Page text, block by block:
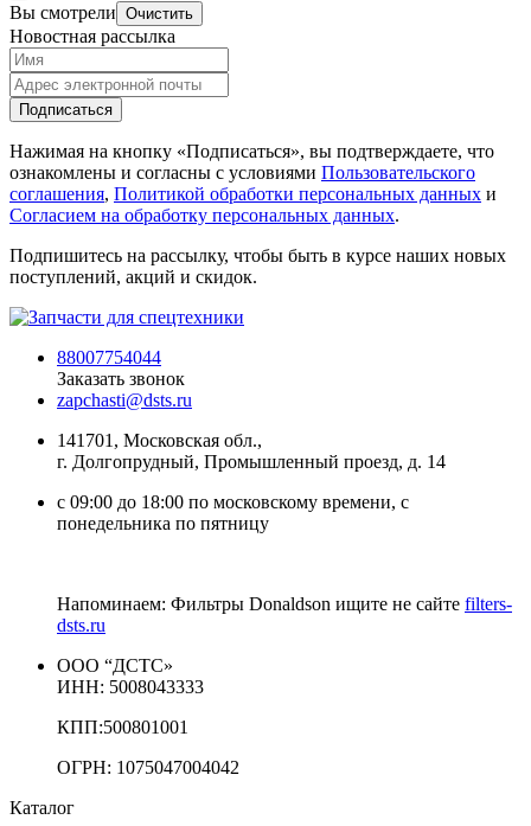
Вы смотрели Очистить
Новостная рассылка
Подписаться
Нажимая на кнопку «Подписаться», вы подтверждаете, что
ознакомлены и согласны с условиями Пользовательского
соглашения, Политикой обработки персональных данных и
Согласием на обработку персональных данных.
Подпишитесь на рассылку, чтобы быть в курсе наших новых
поступлений, акций и скидок.
88007754044
Заказать звонок
zapchasti@dsts.ru
141701, Московская обл.,
г. Долгопрудный, Промышленный проезд, д. 14
с 09:00 до 18:00 по московскому времени, с
понедельника по пятницу
Напоминаем: Фильтры Donaldson ищите не сайте filters-
dsts.ru
ООО “ДСТС»
ИНН: 5008043333
КПП:500801001
ОГРН: 1075047004042
Каталог